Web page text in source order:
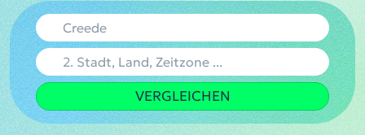
VERGLEICHEN